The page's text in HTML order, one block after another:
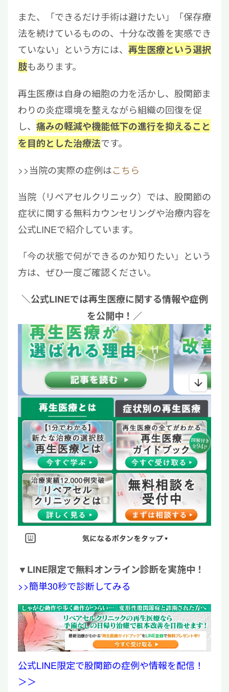
また、「できるだけ手術は避けたい」「保存療
法を続けているものの、十分な改善を実感でき
ていない」という方には、 再生医療という選択
肢もあります。
再生医療は自身の細胞の力を活かし、股関節ま
わりの炎症環境を整えながら組織の回復を促
し、 痛みの軽減や機能低下の進行を抑えること
を目的とした治療法です。
>>当院の実際の症例はこちら
当院（リペアセルクリニック）では、股関節の
症状に関する無料カウンセリングや治療内容を
公式LINEで紹介しています。
「今の状態で何ができるのか知りたい」という
方は、ぜひ一度ご確認ください。
＼公式LINEでは再生医療に関する情報や症例
を公開中！／
▼LINE限定で無料オンライン診断を実施中！
>>簡単30秒で診断してみる
公式LINE限定で股関節の症例や情報を配信！
＞＞